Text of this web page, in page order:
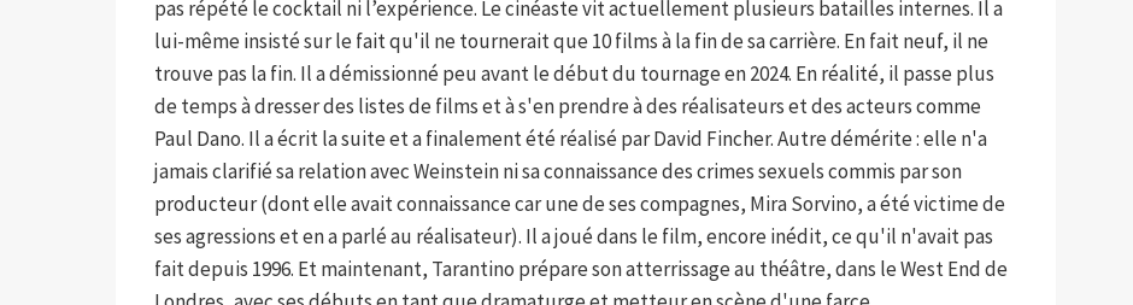
pas répété le cocktail ni l’expérience. Le cinéaste vit actuellement plusieurs batailles internes. Il a
lui-même insisté sur le fait qu'il ne tournerait que 10 films à la fin de sa carrière. En fait neuf, il ne
trouve pas la fin. Il a démissionné peu avant le début du tournage en 2024. En réalité, il passe plus
de temps à dresser des listes de films et à s'en prendre à des réalisateurs et des acteurs comme
Paul Dano. Il a écrit la suite et a finalement été réalisé par David Fincher. Autre démérite : elle n'a
jamais clarifié sa relation avec Weinstein ni sa connaissance des crimes sexuels commis par son
producteur (dont elle avait connaissance car une de ses compagnes, Mira Sorvino, a été victime de
ses agressions et en a parlé au réalisateur). Il a joué dans le film, encore inédit, ce qu'il n'avait pas
fait depuis 1996. Et maintenant, Tarantino prépare son atterrissage au théâtre, dans le West End de